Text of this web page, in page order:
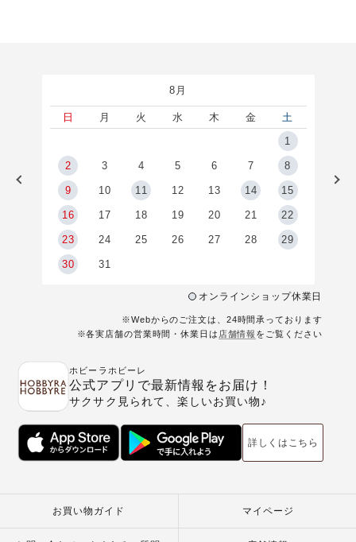
8月
日 月 火 水 木 金
土
1
2 3 4 5 6 7 8
9 10 11 12 13 14 15
16 17 18 19 20 21 22
23 24 25 26 27 28 29
30 31
オンラインショップ休業日
※Webからのご注文は、24時間承っております
※各実店舗の営業時間・休業日は 店舗情報 をご覧ください
ホビーラホビーレ
公式アプリで最新情報をお届け！
サクサク見られて、楽しいお買い物♪
詳しくはこちら
お買い物ガイド マイページ